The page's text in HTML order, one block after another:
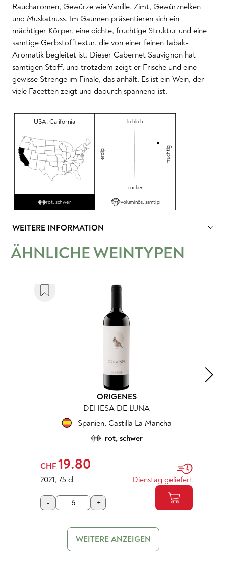
Raucharomen, Gewürze wie Vanille, Zimt, Gewürznelken
und Muskatnuss. Im Gaumen präsentieren sich ein
mächtiger Körper, eine dichte, fruchtige Struktur und eine
samtige Gerbstofftextur, die von einer feinen Tabak-
Aromatik begleitet ist. Dieser Cabernet Sauvignon hat
samtigen Stoff, und trotzdem zeigt er Frische und eine
gewisse Strenge im Finale, das anhält. Es ist ein Wein, der
viele Facetten zeigt und dadurch spannend ist.
USA,California lieblich
erdig fruchtig
trocken
rot, schwer voluminös, samtig
WEITERE INFORMATION
ÄHNLICHE WEINTYPEN
ORIGENES
DEHESA DE LUNA
Spanien, Castilla La Mancha
rot, schwer
CHF 19.80
2021, 75 cl Dienstag geliefert
- +
WEITERE ANZEIGEN